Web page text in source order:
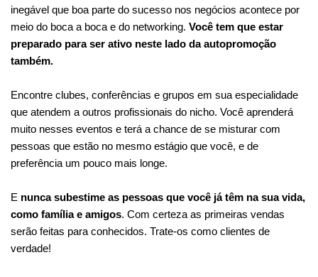
inegável que boa parte do sucesso nos negócios acontece por
meio do boca a boca e do networking. Você tem que estar
preparado para ser ativo neste lado da autopromoção
também.
Encontre clubes, conferências e grupos em sua especialidade
que atendem a outros profissionais do nicho. Você aprenderá
muito nesses eventos e terá a chance de se misturar com
pessoas que estão no mesmo estágio que você, e de
preferência um pouco mais longe.
E nunca subestime as pessoas que você já têm na sua vida,
como família e amigos. Com certeza as primeiras vendas
serão feitas para conhecidos. Trate-os como clientes de
verdade!